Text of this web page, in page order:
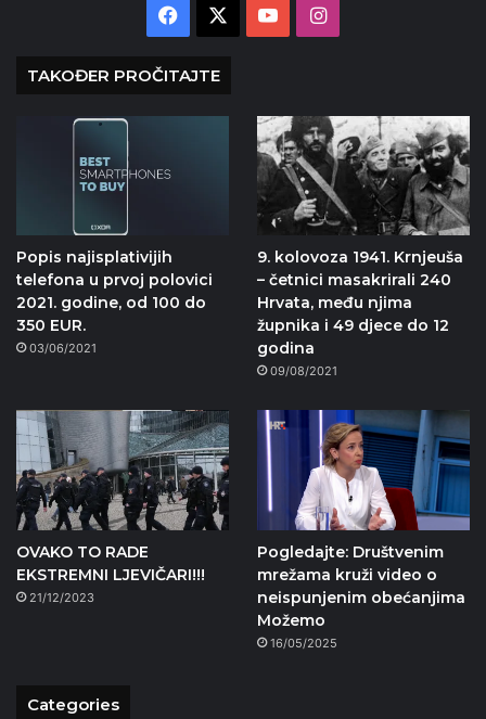
Facebook YouTubeInstagram
TAKOĐER PROČITAJTE
Popis najisplativijih
telefona u prvoj polovici
2021. godine, od 100 do
350 EUR.
03/06/2021
9. kolovoza 1941. Krnjeuša
– četnici masakrirali 240
Hrvata, među njima
župnika i 49 djece do 12
godina
09/08/2021
OVAKO TO RADE
EKSTREMNI LJEVIČARI!!!
21/12/2023
Pogledajte: Društvenim
mrežama kruži video o
neispunjenim obećanjima
Možemo
16/05/2025
Categories